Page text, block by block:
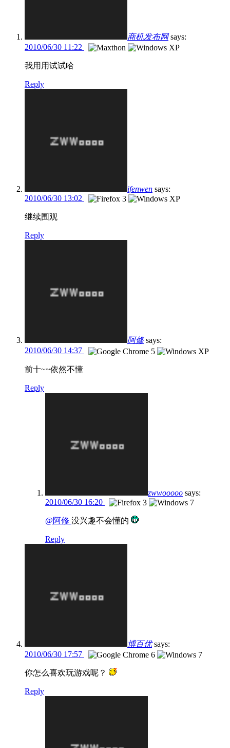
商机发布网 says:
2010/06/30 11:22
我用用试试哈
Reply
ifenwen says:
2010/06/30 13:02
继续围观
Reply
阿修 says:
2010/06/30 14:37
前十~~依然不懂
Reply
zwwooooo says:
2010/06/30 16:20
@阿修 没兴趣不会懂的
Reply
博百优 says:
2010/06/30 17:57
你怎么喜欢玩游戏呢？
Reply